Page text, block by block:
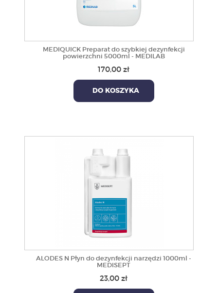
MEDIQUICK Preparat do szybkiej dezynfekcji
powierzchni 5000ml - MEDILAB
170,00 zł
DO KOSZYKA
ALODES N Płyn do dezynfekcji narzędzi 1000ml -
MEDISEPT
23,00 zł